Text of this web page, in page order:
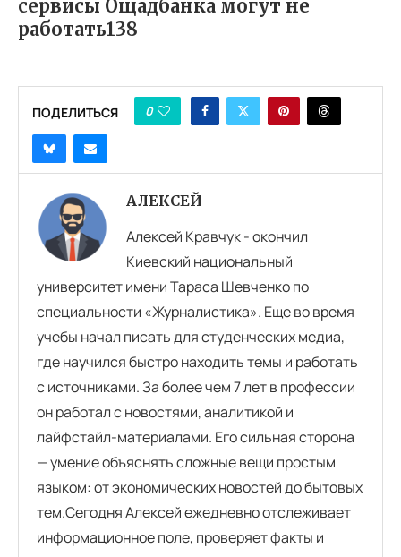
сервисы Ощадбанка могут не
работать138
ПОДЕЛИТЬСЯ 0
АЛЕКСЕЙ
Алексей Кравчук - окончил
Киевский национальный
университет имени Тараса Шевченко по
специальности «Журналистика». Еще во время
учебы начал писать для студенческих медиа,
где научился быстро находить темы и работать
с источниками. За более чем 7 лет в профессии
он работал с новостями, аналитикой и
лайфстайл-материалами. Его сильная сторона
— умение объяснять сложные вещи простым
языком: от экономических новостей до бытовых
тем.Сегодня Алексей ежедневно отслеживает
информационное поле, проверяет факты и